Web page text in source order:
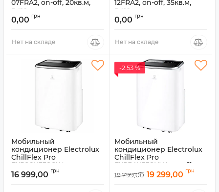
07FRA2, on-off, 20кв.м,
R410
Артикул: LS-07FRA2/LU-07FRA2
0,00 грн
Нет на складе
12FRA2, on-off, 35кв.м,
R410
Артикул: LS-12FRA2/LU-12FRA2
0,00 грн
Нет на складе
Мобильный
кондиционер Electrolux
ChillFlex Pro
EXP26U338CW, инвертор,
25кв.м, R290
16 999,00 грн
-2.53 %
Мобильный
кондиционер Electrolux
ChillFlex Pro
EXP34U338HW, on-off,
35кв.м, R290
19 799,00 19 299,00 грн